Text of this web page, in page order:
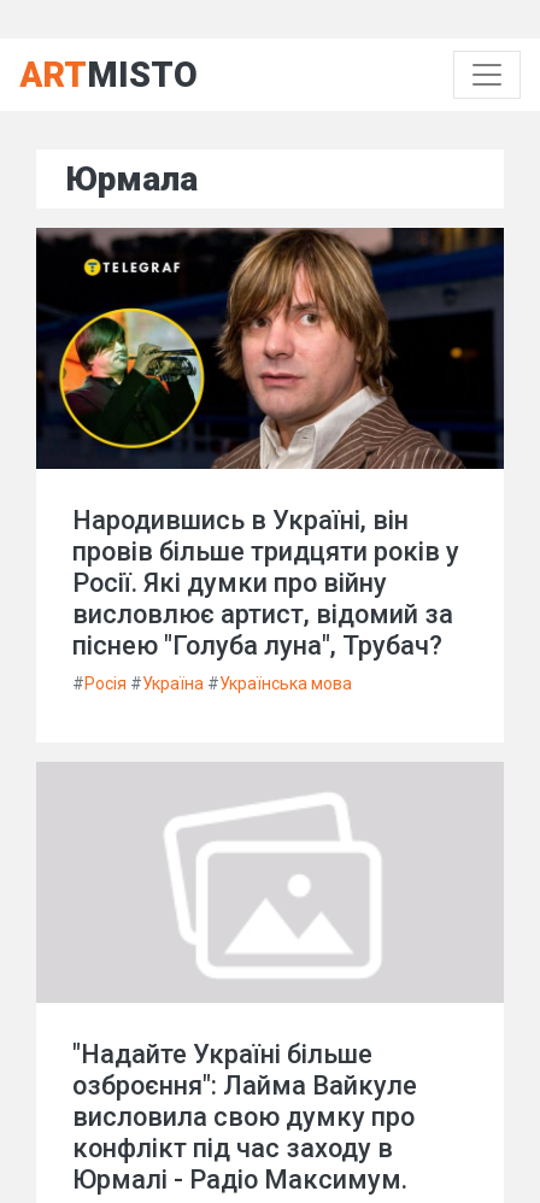
ARTMISTO
Юрмала
Народившись в Україні, він
провів більше тридцяти років у
Росії. Які думки про війну
висловлює артист, відомий за
піснею "Голуба луна", Трубач?
#Росія #Україна #Українська мова
"Надайте Україні більше
озброєння": Лайма Вайкуле
висловила свою думку про
конфлікт під час заходу в
Юрмалі - Радіо Максимум.